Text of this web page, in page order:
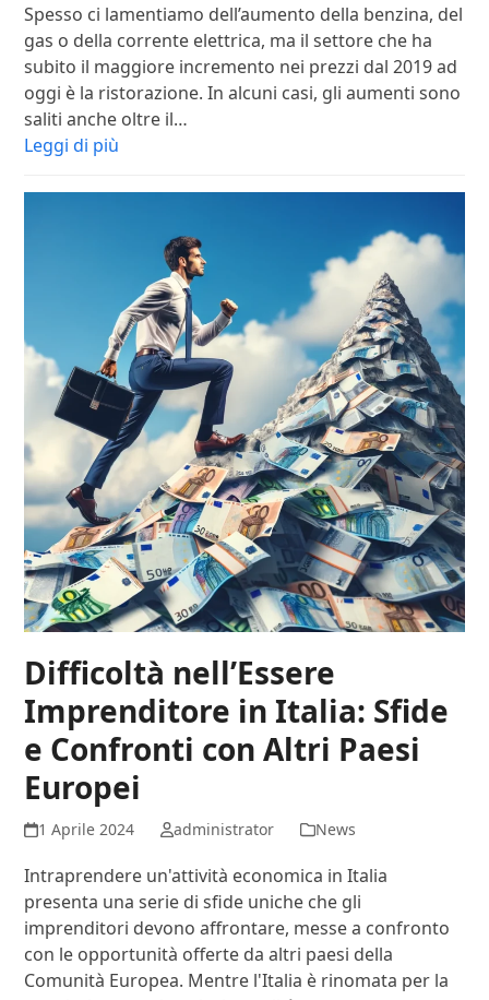
Spesso ci lamentiamo dell’aumento della benzina, del
gas o della corrente elettrica, ma il settore che ha
subito il maggiore incremento nei prezzi dal 2019 ad
oggi è la ristorazione. In alcuni casi, gli aumenti sono
saliti anche oltre il…
Leggi di più
Difficoltà nell’Essere
Imprenditore in Italia: Sfide
e Confronti con Altri Paesi
Europei
1 Aprile 2024 administrator News
Intraprendere un'attività economica in Italia
presenta una serie di sfide uniche che gli
imprenditori devono affrontare, messe a confronto
con le opportunità offerte da altri paesi della
Comunità Europea. Mentre l'Italia è rinomata per la